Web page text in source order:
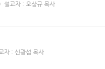
설교자 : 오상규 목사
자 : 신광섭 목사